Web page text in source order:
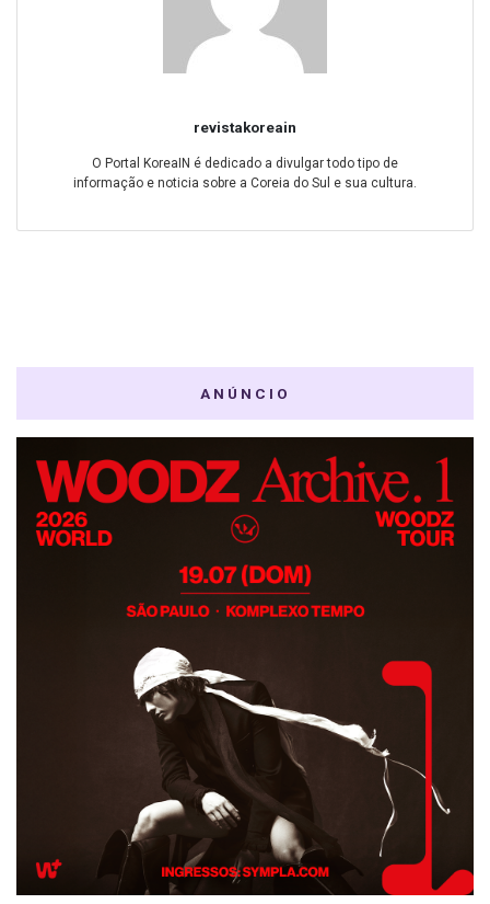
revistakoreain
O Portal KoreaIN é dedicado a divulgar todo tipo de
informação e noticia sobre a Coreia do Sul e sua cultura.
ANÚNCIO